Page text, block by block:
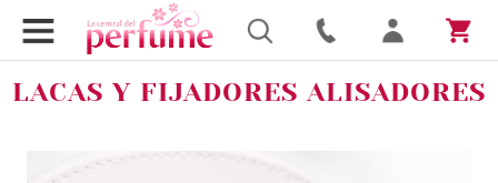
LACAS Y FIJADORES ALISADORES